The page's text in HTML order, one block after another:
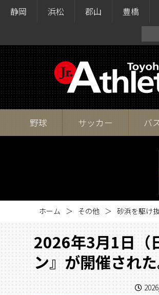
静岡 浜松 郡山 豊橋
野球 サッカー バ
ホーム その他 砂浜を駆け
2026年3月1日（
ン』が開催された